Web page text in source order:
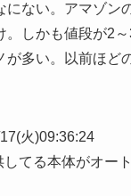
にない。アマゾン
。しかも値段が2
が多い。以前ほど
火)09:36:24
てる本体がオー